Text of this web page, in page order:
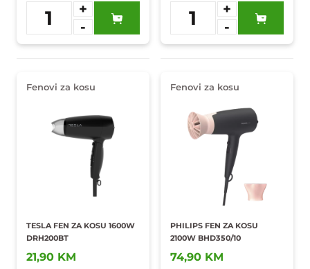
1
+
-
Dodaj u
omiljene
1
+
-
Dodaj u
omiljene
Fenovi za kosu
TESLA FEN ZA KOSU 1600W
DRH200BT
21,90 KM
Fenovi za kosu
PHILIPS FEN ZA KOSU
2100W BHD350/10
74,90 KM